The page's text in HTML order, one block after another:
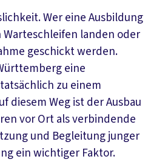
Wer eine Ausbildung
landen oder
geschickt werden.
eine
zu einem
diesem Weg ist der Ausbau
vor Ort als verbindende
und Begleitung junger
ein wichtiger Faktor.